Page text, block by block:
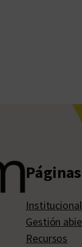
Institucional
Gestión
Recursos